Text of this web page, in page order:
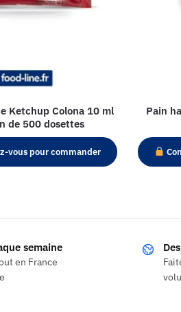
Ketchup Colona 10 ml
de 500 dosettes
vous pour commander
Pain
semaine
en France